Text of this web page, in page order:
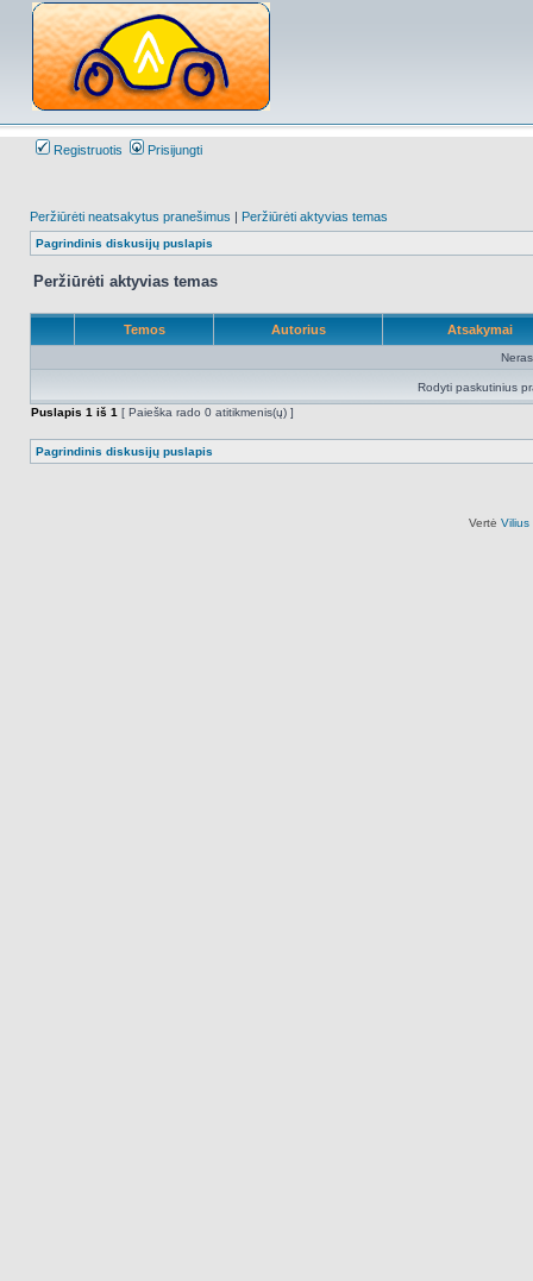
Registruotis Prisijungti
Peržiūrėti neatsakytus pranešimus | Peržiūrėti aktyvias temas
Pagrindinis diskusijų puslapis
Peržiūrėti aktyvias temas
Temos Autorius Atsakymai
Rodyti paskutinius
Puslapis 1 iš 1 [ Paieška rado 0 atitikmenis(ų) ]
Pagrindinis diskusijų puslapis
Vertė Vilius